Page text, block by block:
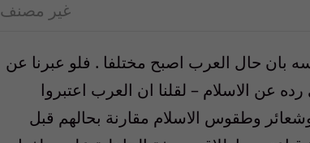
غير مصنف
بان حال العرب اصبح مختلفا . فلو عبرنا عن
عن الاسلام – لقلنا ان العرب اعتبروا
وطقوس الاسلام مقارنة بحالهم قبل